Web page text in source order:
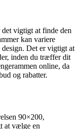
det vigtigt at finde den
kan variere
Det er vigtigt at
inden du træffer dit
online, da
og rabatter.
90×200,
at vælge en